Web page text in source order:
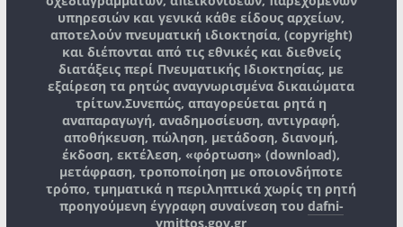
υπηρεσιών και γενικά κάθε είδους αρχείων,
αποτελούν πνευματική ιδιοκτησία, (copyright)
και διέπονται από τις εθνικές και διεθνείς
διατάξεις περί Πνευματικής Ιδιοκτησίας, με
εξαίρεση τα ρητώς αναγνωρισμένα δικαιώματα
τρίτων.Συνεπώς, απαγορεύεται ρητά η
αναπαραγωγή, αναδημοσίευση, αντιγραφή,
αποθήκευση, πώληση, μετάδοση, διανομή,
έκδοση, εκτέλεση, «φόρτωση» (download),
μετάφραση, τροποποίηση με οποιονδήποτε
τρόπο, τμηματικά η περιληπτικά χωρίς τη ρητή
προηγούμενη έγγραφη συναίνεση του dafni-
ymittos.gov.gr